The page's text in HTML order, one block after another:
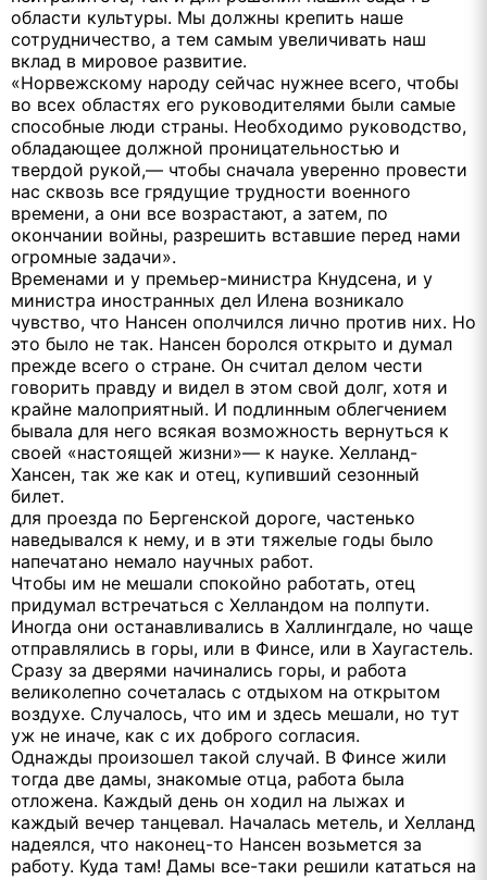
области культуры. Мы должны крепить наше
сотрудничество, а тем самым увеличивать наш
вклад в мировое развитие.
«Норвежскому народу сейчас нужнее всего, чтобы
во всех областях его руководителями были самые
способные люди страны. Необходимо руководство,
обладающее должной проницательностью и
твердой рукой,— чтобы сначала уверенно провести
нас сквозь все грядущие трудности военного
времени, а они все возрастают, а затем, по
окончании войны, разрешить вставшие перед нами
огромные задачи».
Временами и у премьер-министра Кнудсена, и у
министра иностранных дел Илена возникало
чувство, что Нансен ополчился лично против них. Но
это было не так. Нансен боролся открыто и думал
прежде всего о стране. Он считал делом чести
говорить правду и видел в этом свой долг, хотя и
крайне малоприятный. И подлинным облегчением
бывала для него всякая возможность вернуться к
своей «настоящей жизни»— к науке. Хелланд-
Хансен, так же как и отец, купивший сезонный
билет.
для проезда по Бергенской дороге, частенько
наведывался к нему, и в эти тяжелые годы было
напечатано немало научных работ.
Чтобы им не мешали спокойно работать, отец
придумал встречаться с Хелландом на полпути.
Иногда они останавливались в Халлингдале, но чаще
отправлялись в горы, или в Финсе, или в Хаугастель.
Сразу за дверями начинались горы, и работа
великолепно сочеталась с отдыхом на открытом
воздухе. Случалось, что им и здесь мешали, но тут
уж не иначе, как с их доброго согласия.
Однажды произошел такой случай. В Финсе жили
тогда две дамы, знакомые отца, работа была
отложена. Каждый день он ходил на лыжах и
каждый вечер танцевал. Началась метель, и Хелланд
надеялся, что наконец-то Нансен возьмется за
работу. Куда там! Дамы все-таки решили кататься на